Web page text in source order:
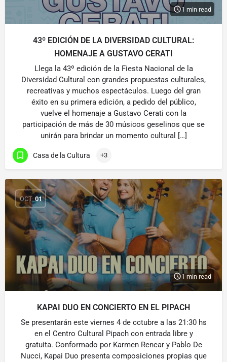
1 min read
43º EDICIÓN DE LA DIVERSIDAD CULTURAL:
HOMENAJE A GUSTAVO CERATI
Llega la 43º edición de la Fiesta Nacional de la
Diversidad Cultural con grandes propuestas culturales,
recreativas y muchos espectáculos. Luego del gran
éxito en su primera edición, a pedido del público,
vuelve el homenaje a Gustavo Cerati con la
participación de más de 30 músicos geselinos que se
unirán para brindar un momento cultural […]
Casa de la Cultura +3
OCT 01
1 min read
KAPAI DUO EN CONCIERTO EN EL PIPACH
Se presentarán este viernes 4 de cctubre a las 21:30 hs
en el Centro Cultural Pipach con entrada libre y
gratuita. Conformado por Karmen Rencar y Pablo De
Nucci, Kapai Duo presenta composiciones propias que